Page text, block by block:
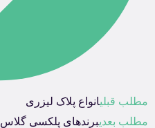
مطلب قبلیانواع پلاک لیزری
مطلب بعدیبرندهای پلکسی گلاس